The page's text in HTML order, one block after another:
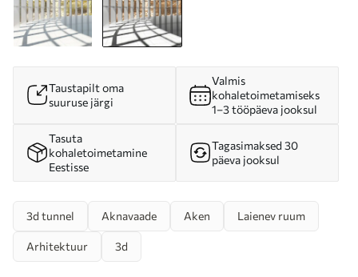
Taustapilt oma
suuruse järgi
Valmis
kohaletoimetamiseks
1–3 tööpäeva jooksul
Tasuta
kohaletoimetamine
Eestisse
Tagasimaksed 30
päeva jooksul
3d tunnel Aknavaade Aken Laienev ruum
Arhitektuur 3d